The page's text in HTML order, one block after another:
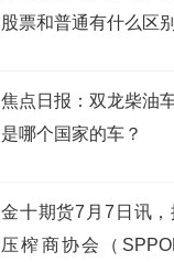
股票和普通有什么区
焦点日报：双龙柴油
是哪个国家的车？
金十期货7月7日讯
压榨商协会（